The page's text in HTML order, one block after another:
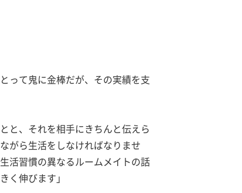
って鬼に金棒だが、その実績を支
と、それを相手にきちんと伝えら
がら生活をしなければなりませ
活習慣の異なるルームメイトの話
く伸びます」